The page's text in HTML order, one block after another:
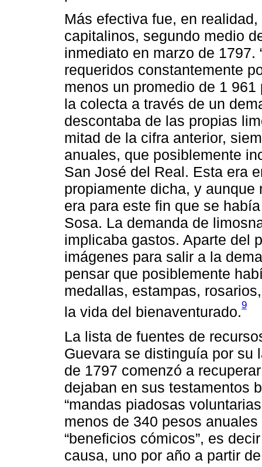
Más efectiva fue, en
capitalinos, segundo medio
inmediato en marzo de 1797.
requeridos constantemente
menos un promedio de 1
la colecta a través de un
descontaba de las propias
mitad de la cifra anterior,
anuales, que posiblemente
San José del Real. Esta era
propiamente dicha, y
era para este fin que se
Sosa. La demanda de
implicaba gastos. Aparte del
imágenes para salir a la
pensar que posiblemente
medallas, estampas,
la vida del bienaventurado.9
La lista de fuentes de
Guevara se distinguía por su
de 1797 comenzó a
dejaban en sus testamentos
“mandas piadosas
menos de 340 pesos
“beneficios cómicos”, es
causa, uno por año a partir